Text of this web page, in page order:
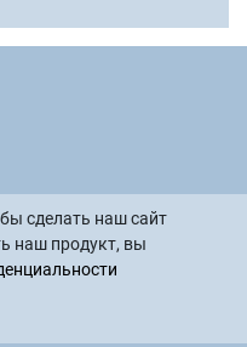
сделать наш сайт
наш продукт, вы